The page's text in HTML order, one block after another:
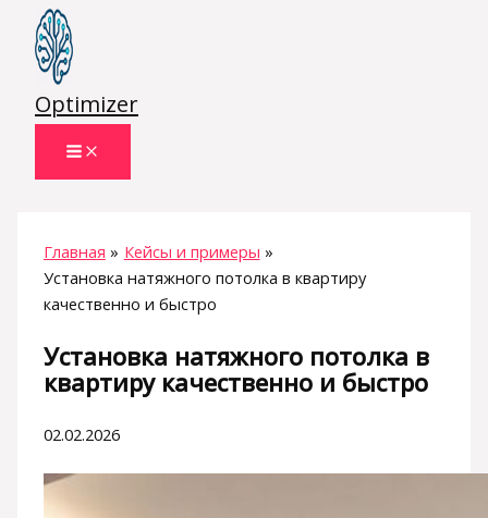
Перейти
содержимому
Optimizer
Главная
Кейсы и примеры
Установка натяжного потолка в квартиру
качественно и быстро
Установка натяжного потолка в
квартиру качественно и быстро
02.02.2026